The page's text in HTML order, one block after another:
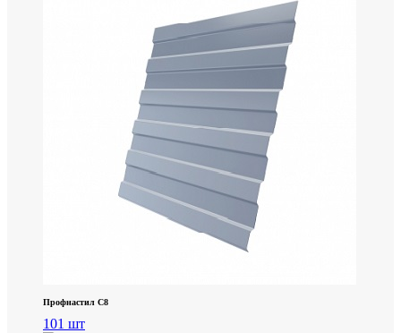
Профнастил С8
101 шт